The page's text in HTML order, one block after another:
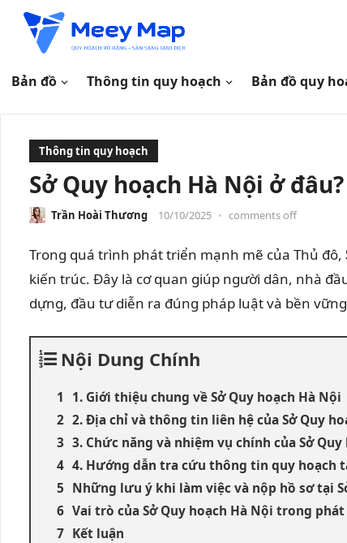
Bản đồ Thông tin quy hoạch Bản đồ quy
Thông tin quy hoạch
Sở Quy hoạch Hà Nội ở
Trần Hoài Thương 10/10/2025 • comments off
Trong quá trình phát triển mạnh mẽ của Thủ đô,
kiến trúc. Đây là cơ quan giúp người dân, nhà
dựng, đầu tư diễn ra đúng pháp luật và bền
Nội Dung Chính
1. Giới thiệu chung về Sở Quy hoạch Hà Nội
2. Địa chỉ và thông tin liên hệ của Sở Quy
3. Chức năng và nhiệm vụ chính của Sở
4. Hướng dẫn tra cứu thông tin quy hoạch
Những lưu ý khi làm việc và nộp hồ sơ tại
Vai trò của Sở Quy hoạch Hà Nội trong
Kết luận